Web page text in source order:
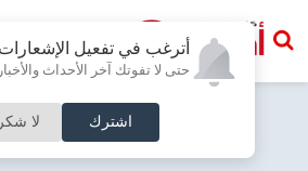
أترغب في تفعيل
حتى لا تفوتك آخر الأحداث
اشترك لا شكراً